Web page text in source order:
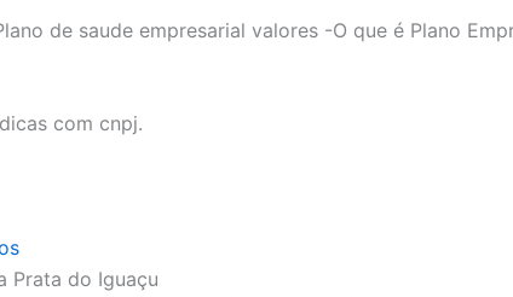
de saude empresarial valores -O que é Plano
com cnpj.
Prata do Iguaçu